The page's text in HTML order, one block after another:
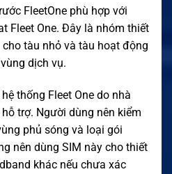
FleetOne phù hợp với
Fleet One. Đây là nhóm thiết
tàu nhỏ và tàu hoạt động
dịch vụ.
thống Fleet One do nhà
trợ. Người dùng nên kiểm
phủ sóng và loại gói
nên dùng SIM này cho thiết
khác nếu chưa xác